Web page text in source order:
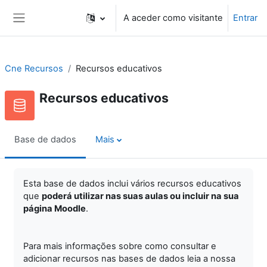
A aceder como visitante Entrar
Cne Recursos Recursos educativos
Recursos educativos
Base de dados Mais
Esta base de dados inclui vários recursos educativos
que poderá utilizar nas suas aulas ou incluir na sua
página Moodle.
Para mais informações sobre como consultar e
adicionar recursos nas bases de dados leia a nossa